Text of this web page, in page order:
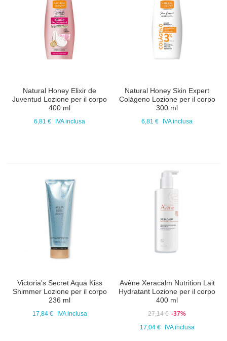
Natural Honey Elixir de
Juventud Lozione per il corpo
400 ml
6,81 € IVA inclusa
Natural Honey Skin Expert
Colágeno Lozione per il corpo
300 ml
6,81 € IVA inclusa
Victoria's Secret Aqua Kiss
Shimmer Lozione per il corpo
236 ml
17,84 € IVA inclusa
Avène Xeracalm Nutrition Lait
Hydratant Lozione per il corpo
400 ml
27,14 € -37%
17,04 €
IVA inclusa